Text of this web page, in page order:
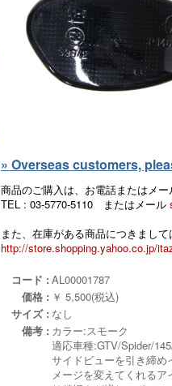
» Overseas customers,
商品のご購入は、お電話またはメ
TEL : 03-5770-5110 またはメール
また、在庫がある商品につきまし
http://store.shopping.yahoo.co.jp/
コード : AL00001787
価格 : ￥ 5,500(税込)
サイズ : なし
備考 : カラー:スモーク
適応車種:GTV/Spider/
サイドビューを引き締
メージを変えてくれる